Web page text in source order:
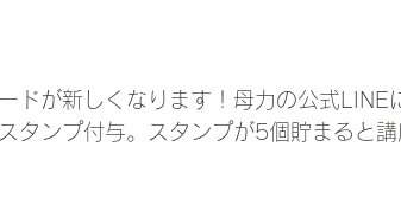
が新しくなります！母力の公式LINE
タンプ付与。スタンプが5個貯まると講